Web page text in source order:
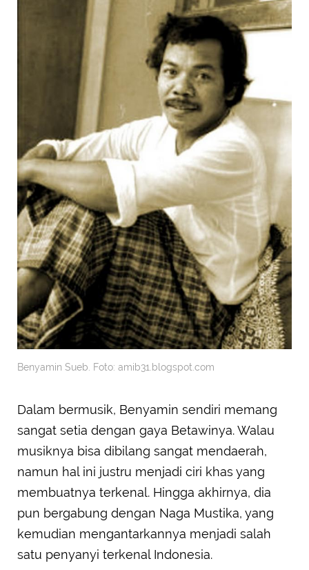
Benyamin Sueb. Foto: amib31.blogspot.com
Dalam bermusik, Benyamin sendiri memang
sangat setia dengan gaya Betawinya. Walau
musiknya bisa dibilang sangat mendaerah,
namun hal ini justru menjadi ciri khas yang
membuatnya terkenal. Hingga akhirnya, dia
pun bergabung dengan Naga Mustika, yang
kemudian mengantarkannya menjadi salah
satu penyanyi terkenal Indonesia.